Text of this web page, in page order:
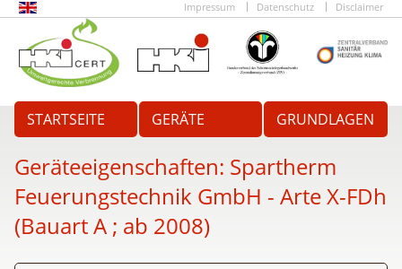
Impressum Datenschutz Disclaimer
STARTSEITE GERÄTE GRUNDLAGEN
Geräteeigenschaften: Spartherm
Feuerungstechnik GmbH - Arte X-FDh
(Bauart A ; ab 2008)